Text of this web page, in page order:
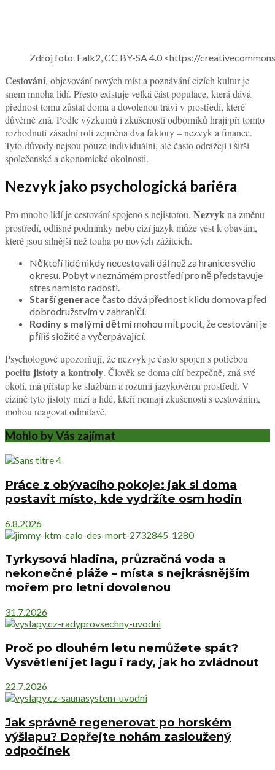
Zdroj foto. Falk2, CC BY-SA 4.0 <https://
Cestování, objevování nových míst a poznávání cizích kultur je
snem mnoha lidí. Přesto existuje velká část populace, která dává
přednost tomu zůstat doma a dovolenou tráví v prostředí, které
důvěrně zná. Podle výzkumů i zkušeností odborníků hrají při tomto
rozhodnutí zásadní roli zejména dva faktory – nezvyk a finance.
Tyto důvody nejsou pouze individuální, ale často odrážejí i širší
společenské a ekonomické okolnosti.
Nezvyk jako psychologická bariéra
Pro mnoho lidí je cestování spojeno s nejistotou. Nezvykna změnu
prostředí, odlišné podmínky nebo cizí jazyk může vést k obavám,
které jsou silnější než touha po nových zážitcích.
Někteří lidé nikdy necestovali dál než za hranice svého
okresu. Pobyt v neznámém prostředí pro ně představuje
stres namísto radosti.
Starší generacečasto dává přednost klidu domova před
dobrodružstvím v zahraničí.
Rodiny s malými dětmimohou mít pocit, že cestování je
příliš složité a vyčerpávající.
Psychologové upozorňují, že nezvyk je často spojen s potřebou
pocitu jistoty a kontroly. Člověk se doma cítí bezpečně, zná své
okolí, má přístup ke službám a rozumí jazykovému prostředí. V
cizině tyto jistoty mizí a lidé, kteří nemají zkušenosti s cestováním,
mohou reagovat odmítavě.
Mohlo by Vás zajímat
Práce z obývacího pokoje: jak si doma
postavit místo, kde vydržíte osm hodin
6.8.2026
Tyrkysová hladina, průzračná voda a
nekonečné pláže – místa s nejkrásnějším
mořem pro letní dovolenou
31.7.2026
Proč po dlouhém letu nemůžete spát?
Vysvětlení jet lagu i rady, jak ho zvládnout
22.7.2026
Jak správně regenerovat po horském
výšlapu? Dopřejte nohám zasloužený
odpočinek